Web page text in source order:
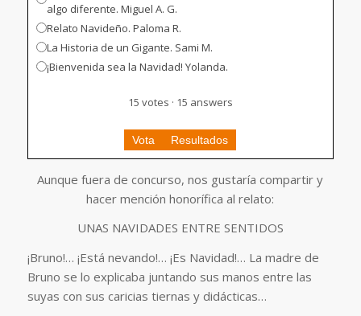
algo diferente. Miguel A. G.
Relato Navideño. Paloma R.
La Historia de un Gigante. Sami M.
¡Bienvenida sea la Navidad! Yolanda.
15 votes · 15 answers
Vota Resultados
Aunque fuera de concurso, nos gustaría compartir y
hacer mención honorífica al relato:
UNAS NAVIDADES ENTRE SENTIDOS
¡Bruno!… ¡Está nevando!… ¡Es Navidad!… La madre de
Bruno se lo explicaba juntando sus manos entre las
suyas con sus caricias tiernas y didácticas…